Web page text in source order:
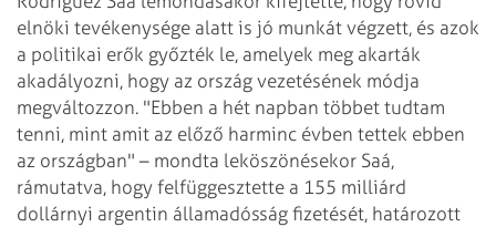
elnöki tevékenysége alatt is jó munkát végzett, és azok
a politikai erők győzték le, amelyek meg akarták
akadályozni, hogy az ország vezetésének módja
megváltozzon. "Ebben a hét napban többet tudtam
tenni, mint amit az előző harminc évben tettek ebben
az országban" – mondta leköszönésekor Saá,
rámutatva, hogy felfüggesztette a 155 milliárd
dollárnyi argentin államadósság fizetését, határozott